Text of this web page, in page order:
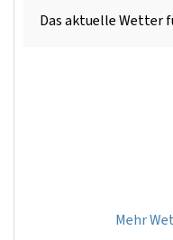
Das aktuelle Wetter
Mehr